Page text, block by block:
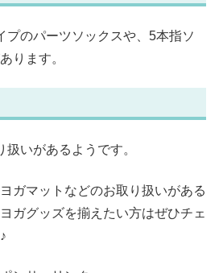
プのパーツソックスや、5本指ソ
ります。
いがあるようです。
ガマットなどのお取り扱いがある
ガグッズを揃えたい方はぜひチェ